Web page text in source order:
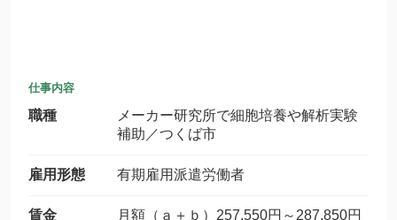
仕事内容
職種
メーカー研究所で細胞培養や解析実験
補助／つくば市
雇用形態 有期雇用派遣労働者
賃金 月額（ａ＋ｂ）257,550円～287,850円